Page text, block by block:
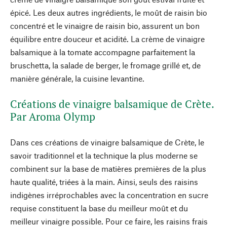
épicé. Les deux autres ingrédients, le moût de raisin bio
concentré et le vinaigre de raisin bio, assurent un bon
équilibre entre douceur et acidité. La crème de vinaigre
balsamique à la tomate accompagne parfaitement la
bruschetta, la salade de berger, le fromage grillé et, de
manière générale, la cuisine levantine.
Créations de vinaigre balsamique de Crète.
Par Aroma Olymp
Dans ces créations de vinaigre balsamique de Crète, le
savoir traditionnel et la technique la plus moderne se
combinent sur la base de matières premières de la plus
haute qualité, triées à la main. Ainsi, seuls des raisins
indigènes irréprochables avec la concentration en sucre
requise constituent la base du meilleur moût et du
meilleur vinaigre possible. Pour ce faire, les raisins frais